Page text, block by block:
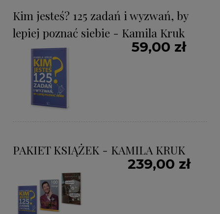
Kim jesteś? 125 zadań i wyzwań, by
lepiej poznać siebie - Kamila Kruk
59,00 zł
PAKIET KSIĄŻEK - KAMILA KRUK
239,00 zł